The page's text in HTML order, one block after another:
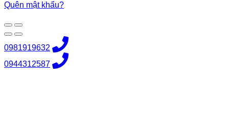
Quên mật khẩu?
0981919632
0944312587